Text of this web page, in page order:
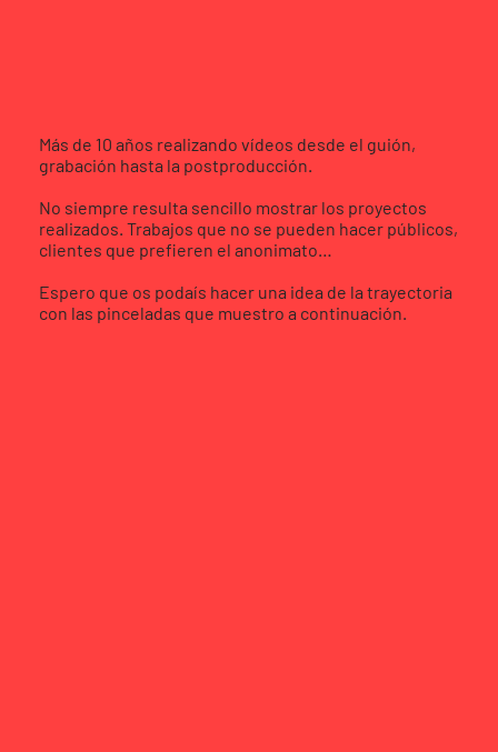
Más de 10 años realizando vídeos desde el guión,
grabación hasta la postproducción.
No siempre resulta sencillo mostrar los proyectos
realizados. Trabajos que no se pueden hacer públicos,
clientes que prefieren el anonimato…
Espero que os podaís hacer una idea de la trayectoria
con las pinceladas que muestro a continuación.